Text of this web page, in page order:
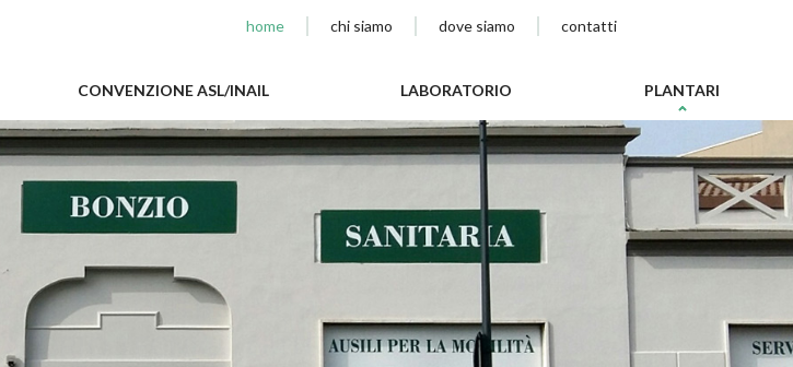
home chi siamo dove siamo contatti
CONVENZIONE ASL/INAIL LABORATORIO PLANTARI
BONZIO
ORTOPEDICI E SANITARI
TECNICO ORTOPEDICO
Le tue preferenze relative alla privacy